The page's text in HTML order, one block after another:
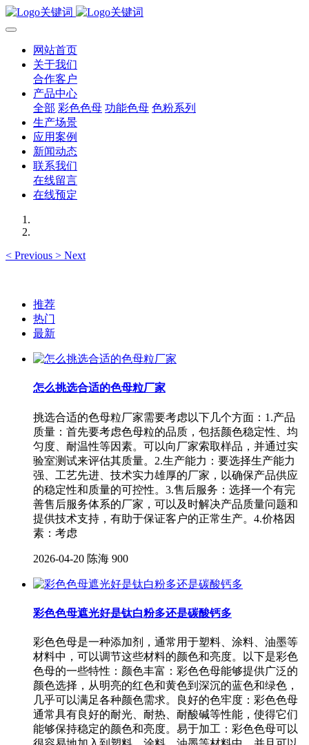
网站首页
关于我们
合作客户
产品中心
全部 彩色色母 功能色母 色粉系列
生产场景
应用案例
新闻动态
联系我们
在线留言
在线预定
< Previous > Next
推荐
热门
最新
怎么挑选合适的色母粒厂家
挑选合适的色母粒厂家需要考虑以下几个方面：1.产品
质量：首先要考虑色母粒的品质，包括颜色稳定性、均
匀度、耐温性等因素。可以向厂家索取样品，并通过实
验室测试来评估其质量。2.生产能力：要选择生产能力
强、工艺先进、技术实力雄厚的厂家，以确保产品供应
的稳定性和质量的可控性。3.售后服务：选择一个有完
善售后服务体系的厂家，可以及时解决产品质量问题和
提供技术支持，有助于保证客户的正常生产。4.价格因
素：考虑
2026-04-20 陈海 900
彩色色母遮光好是钛白粉多还是碳酸钙多
彩色色母是一种添加剂，通常用于塑料、涂料、油墨等
材料中，可以调节这些材料的颜色和亮度。以下是彩色
色母的一些特性：颜色丰富：彩色色母能够提供广泛的
颜色选择，从明亮的红色和黄色到深沉的蓝色和绿色，
几乎可以满足各种颜色需求。良好的色牢度：彩色色母
通常具有良好的耐光、耐热、耐酸碱等性能，使得它们
能够保持稳定的颜色和亮度。易于加工：彩色色母可以